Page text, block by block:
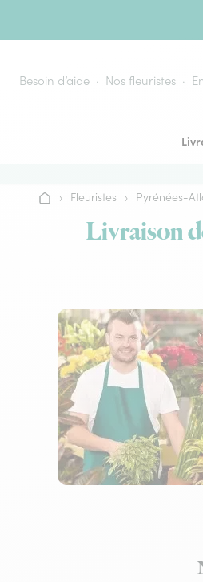
Besoin d’aide Nos fleuristes
Accueil
› Fleuristes › Pyrénées-
Livraison